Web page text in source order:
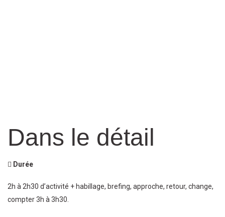
Dans le détail
Durée
2h à 2h30 d’activité + habillage, brefing, approche, retour, change,
compter 3h à 3h30.